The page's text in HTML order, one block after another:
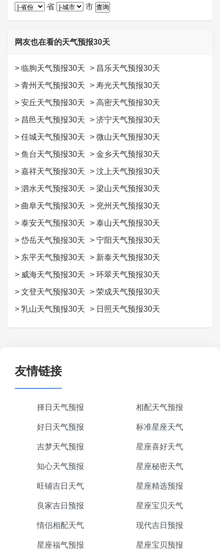
省 市
网友也在看的天气预报30天
> 临朐天气预报30天 > 昌乐天气预报30天
> 青州天气预报30天 > 寿光天气预报30天
> 安丘天气预报30天 > 高密天气预报30天
> 昌邑天气预报30天 > 济宁天气预报30天
> 任城天气预报30天 > 微山天气预报30天
> 鱼台天气预报30天 > 金乡天气预报30天
> 嘉祥天气预报30天 > 汶上天气预报30天
> 泗水天气预报30天 > 梁山天气预报30天
> 曲阜天气预报30天 > 兖州天气预报30天
> 泰安天气预报30天 > 泰山天气预报30天
> 岱岳天气预报30天 > 宁阳天气预报30天
> 东平天气预报30天 > 新泰天气预报30天
> 威海天气预报30天 > 环翠天气预报30天
> 文登天气预报30天 > 荣成天气预报30天
> 乳山天气预报30天 > 日照天气预报30天
友情链接
择日天气预报 相配天气预报
好日天气预报 标准星座天气
吉梦天气预报 星座喜好天气
知心天气预报 星座秘密天气
旺铺吉日天气 星座精选预报
良家吉日预报 星座宝贝天气
情侣相配天气 现代吉日预报
星座福气预报 星座宝贝预报